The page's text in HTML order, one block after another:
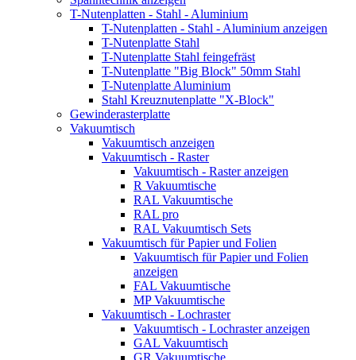
T-Nutenplatten - Stahl - Aluminium
T-Nutenplatten - Stahl - Aluminium anzeigen
T-Nutenplatte Stahl
T-Nutenplatte Stahl feingefräst
T-Nutenplatte "Big Block" 50mm Stahl
T-Nutenplatte Aluminium
Stahl Kreuznutenplatte "X-Block"
Gewinderasterplatte
Vakuumtisch
Vakuumtisch anzeigen
Vakuumtisch - Raster
Vakuumtisch - Raster anzeigen
R Vakuumtische
RAL Vakuumtische
RAL pro
RAL Vakuumtisch Sets
Vakuumtisch für Papier und Folien
Vakuumtisch für Papier und Folien
anzeigen
FAL Vakuumtische
MP Vakuumtische
Vakuumtisch - Lochraster
Vakuumtisch - Lochraster anzeigen
GAL Vakuumtisch
GR Vakuumtische